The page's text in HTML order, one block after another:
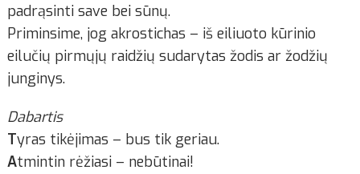
padrąsinti save bei sūnų.
Priminsime, jog akrostichas – iš eiliuoto kūrinio
eilučių pirmųjų raidžių sudarytas žodis ar žodžių
junginys.
Dabartis
Tyras tikėjimas – bus tik geriau.
Atmintin rėžiasi – nebūtinai!